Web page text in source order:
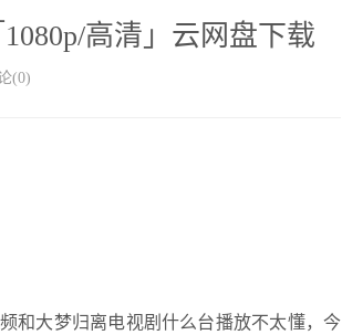
高清」云网盘下载
(0)
和大梦归离电视剧什么台播放不太懂，今